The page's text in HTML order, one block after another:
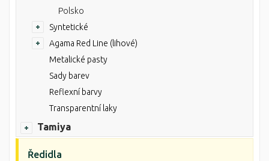
Polsko
Syntetické
Agama Red Line (lihové)
Metalické pasty
Sady barev
Reflexní barvy
Transparentní laky
Tamiya
Ředidla